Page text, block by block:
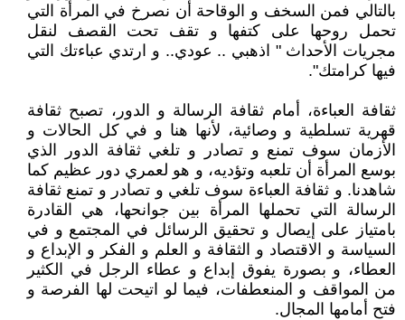
بالتالي فمن السخف و الوقاحة أن نصرخ في المرأة التي
تحمل روحها على كتفها و تقف تحت القصف لنقل
مجريات الأحداث " اذهبي .. عودي.. و ارتدي عباءتك التي
فيها كرامتك".
ثقافة العباءة، أمام ثقافة الرسالة و الدور، تصبح ثقافة
قهرية تسلطية و وصائية، لأنها هنا و في كل الحالات و
الأزمان سوف تمنع و تصادر و تلغي ثقافة الدور الذي
بوسع المرأة أن تلعبه وتؤديه، و هو لعمري دور عظيم كما
شاهدنا. و ثقافة العباءة سوف تلغي و تصادر و تمنع ثقافة
الرسالة التي تحملها المرأة بين جوانحها، هي القادرة
بامتياز على إيصال و تحقيق الرسائل في المجتمع و في
السياسة و الاقتصاد و الثقافة و العلم و الفكر و الإبداع و
العطاء، و بصورة يفوق إبداع و عطاء الرجل في الكثير
من المواقف و المنعطفات، فيما لو اتيحت لها الفرصة و
فتح أمامها المجال.